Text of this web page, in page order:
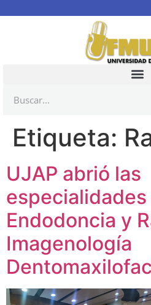
Etiqueta:
UJAP abrió las
especialidades
Endodoncia y
Imagenología